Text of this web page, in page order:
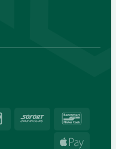
Credit
Sofort